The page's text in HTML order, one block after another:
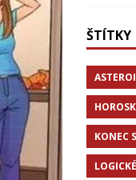
ŠTÍTKY
KONEC